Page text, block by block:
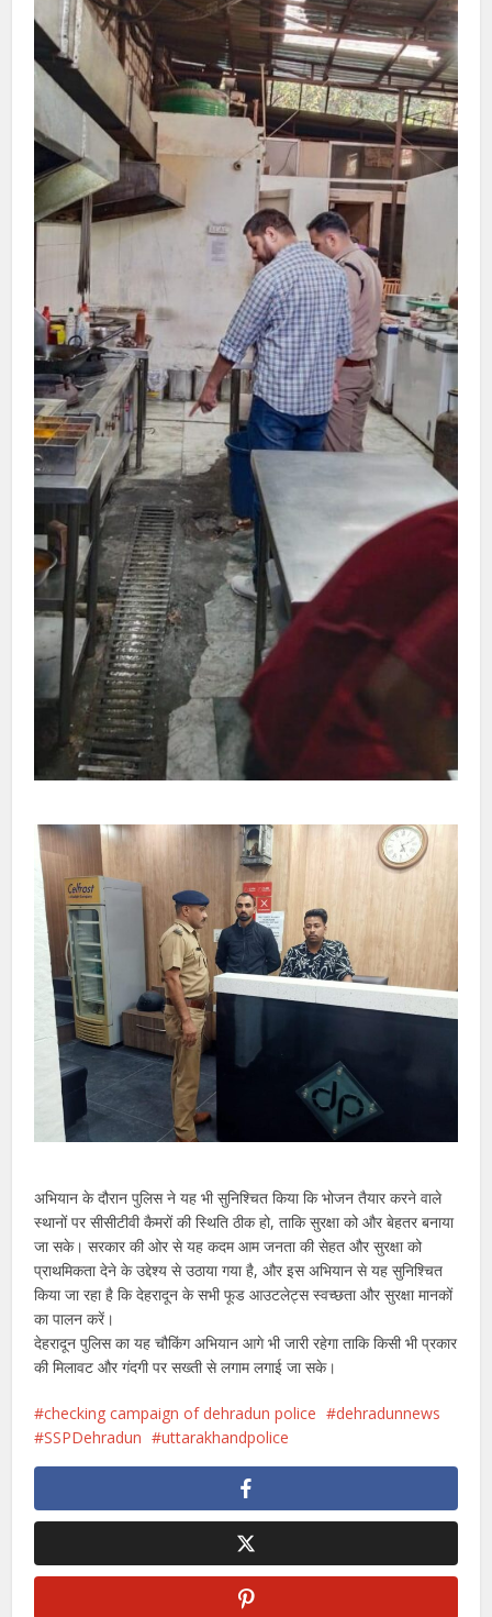
अभियान के दौरान पुलिस ने यह भी सुनिश्चित किया कि भोजन तैयार करने वाले
स्थानों पर सीसीटीवी कैमरों की स्थिति ठीक हो, ताकि सुरक्षा को और बेहतर बनाया
जा सके। सरकार की ओर से यह कदम आम जनता की सेहत और सुरक्षा को
प्राथमिकता देने के उद्देश्य से उठाया गया है, और इस अभियान से यह सुनिश्चित
किया जा रहा है कि देहरादून के सभी फूड आउटलेट्स स्वच्छता और सुरक्षा मानकों
का पालन करें।
देहरादून पुलिस का यह चौकिंग अभियान आगे भी जारी रहेगा ताकि किसी भी प्रकार
की मिलावट और गंदगी पर सख्ती से लगाम लगाई जा सके।
checking campaign of dehradun police
dehradunnews
SSPDehradun
uttarakhandpolice